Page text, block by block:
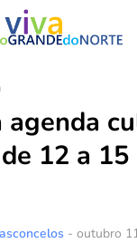
agenda
12 a 15
- outubro